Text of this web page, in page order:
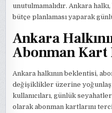
unutulmamalıdır. Ankara
bütçe planlaması yaparak
Ankara
Abonman Kart
Ankara halkının beklentisi,
değişiklikler üzerine
kullanıcıları, günlük
olarak abonman kartlarını